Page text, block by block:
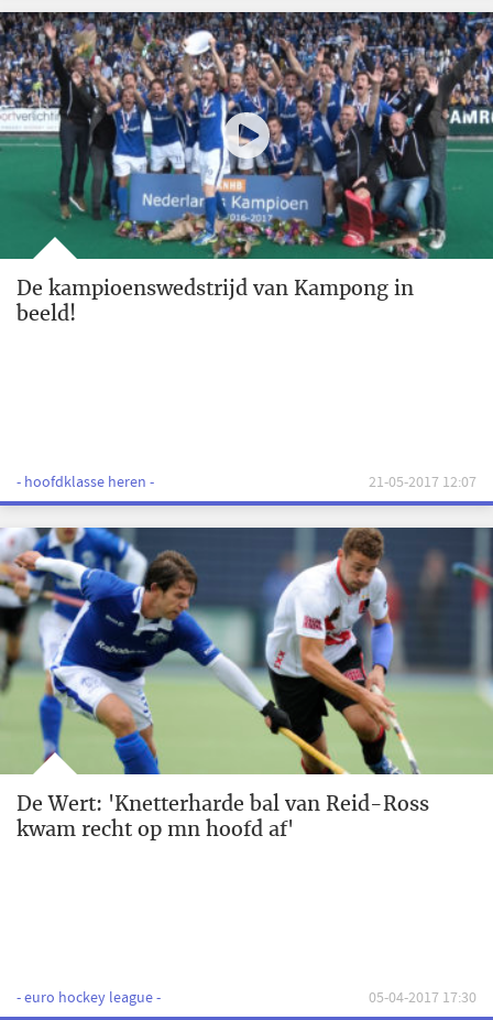
De kampioenswedstrijd van Kampong in
beeld!
- hoofdklasse heren - 21-05-2017 12:07
De Wert: 'Knetterharde bal van Reid-Ross
kwam recht op mn hoofd af'
- euro hockey league - 05-04-2017 17:30